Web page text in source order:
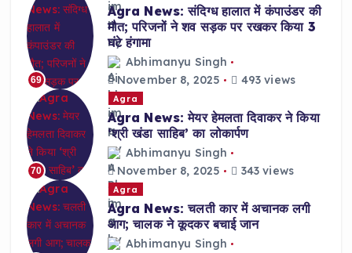
69
Agra News: संदिग्ध हालात में कंपाउंडर की
मौत; परिजनों ने शव सड़क पर रखकर किया 3
घंटे हंगामा
Abhimanyu Singh
November 8, 2025
493 views
70
Agra
Agra News: मेयर हेमलता दिवाकर ने किया
‘श्री खंडा साहिब’ का लोकार्पण
Abhimanyu Singh
November 8, 2025
343 views
Agra
Agra News: चलती कार में अचानक लगी
आग; चालक ने कूदकर बचाई जान
Abhimanyu Singh